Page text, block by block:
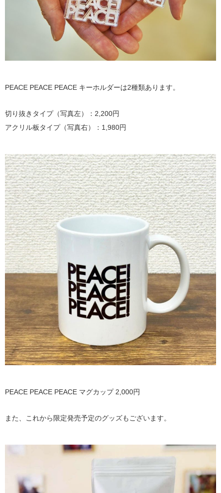
PEACE PEACE PEACE キーホルダーは2種類あります。
切り抜きタイプ（写真左）：2,200円
アクリル板タイプ（写真右）：1,980円
PEACE PEACE PEACE マグカップ 2,000円
また、これから限定発売予定のグッズもございます。